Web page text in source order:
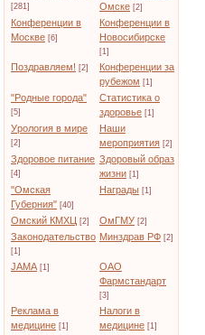
[281]
Омске [2]
Конференции в
Москве [6]
Конференции в
Новосибирске
[1]
Поздравляем! [2]
Конференции за
рубежом [1]
"Родные города"
[5]
Статистика о
здоровье [1]
Урология в мире
[2]
Наши
мероприятия [2]
Здоровое питание
[4]
Здоровый образ
жизни [1]
"Омская
Губерния" [40]
Награды [1]
Омский КМХЦ [2] ОмГМУ [2]
Законодательство
[1]
Минздрав РФ [2]
JAMA [1]
ОАО
Фармстандарт
[3]
Реклама в
медицине [1]
Налоги в
медицине [1]